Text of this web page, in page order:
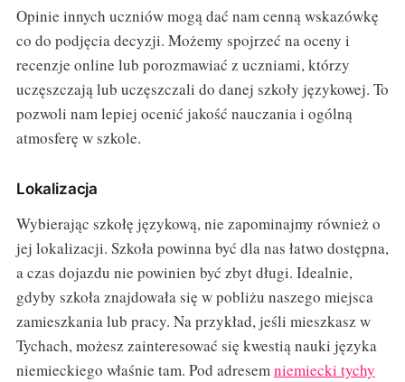
Opinie innych uczniów mogą dać nam cenną wskazówkę
co do podjęcia decyzji. Możemy spojrzeć na oceny i
recenzje online lub porozmawiać z uczniami, którzy
uczęszczają lub uczęszczali do danej szkoły językowej. To
pozwoli nam lepiej ocenić jakość nauczania i ogólną
atmosferę w szkole.
Lokalizacja
Wybierając szkołę językową, nie zapominajmy również o
jej lokalizacji. Szkoła powinna być dla nas łatwo dostępna,
a czas dojazdu nie powinien być zbyt długi. Idealnie,
gdyby szkoła znajdowała się w pobliżu naszego miejsca
zamieszkania lub pracy. Na przykład, jeśli mieszkasz w
Tychach, możesz zainteresować się kwestią nauki języka
niemieckiego właśnie tam. Pod adresemniemiecki tychy